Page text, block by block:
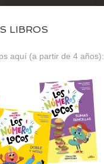
LIBROS
aquí (a partir de 4 años):